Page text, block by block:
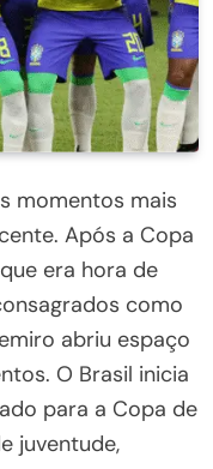
momentos mais
Após a Copa
era hora de
como
abriu espaço
O Brasil inicia
para a Copa de
juventude,